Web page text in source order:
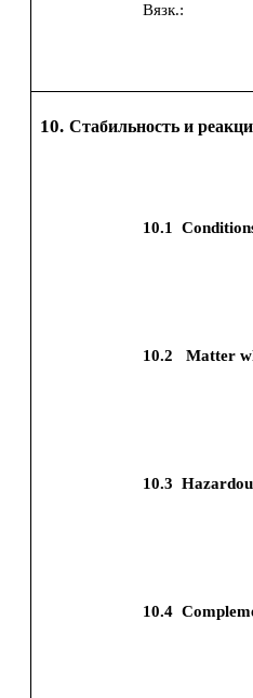
Вязк.:
10. Стабильность и
10.1
10.2 Matter
10.3
10.4